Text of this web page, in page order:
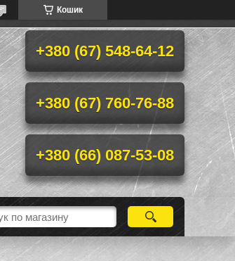
Кошик
+380 (67) 548-64-12
+380 (67) 760-76-88
+380 (66) 087-53-08